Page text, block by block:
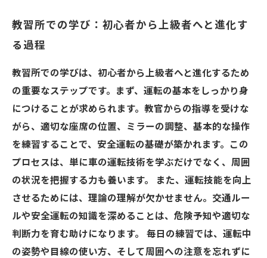
教習所での学び：初心者から上級者へと進化す
る過程
教習所での学びは、初心者から上級者へと進化するため
の重要なステップです。まず、運転の基本をしっかり身
につけることが求められます。教官からの指導を受けな
がら、適切な座席の位置、ミラーの調整、基本的な操作
を練習することで、安全運転の基礎が築かれます。この
プロセスは、単に車の運転技術を学ぶだけでなく、周囲
の状況を把握する力も養います。 また、運転技能を向上
させるためには、理論の理解が欠かせません。交通ルー
ルや安全運転の知識を深めることは、危険予知や適切な
判断力を育む助けになります。 毎日の練習では、運転中
の姿勢や目線の使い方、そして周囲への注意を忘れずに